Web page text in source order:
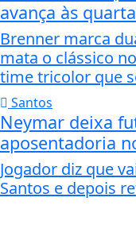
avança às
Brenner marca
mata o clássico
time tricolor que
Santos
Neymar deixa
aposentadoria
Jogador diz que
Santos e depois